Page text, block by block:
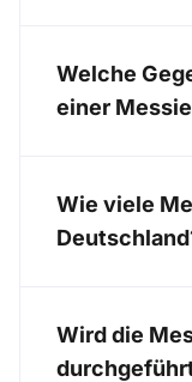
Welche
einer
Wie viele
Wird die